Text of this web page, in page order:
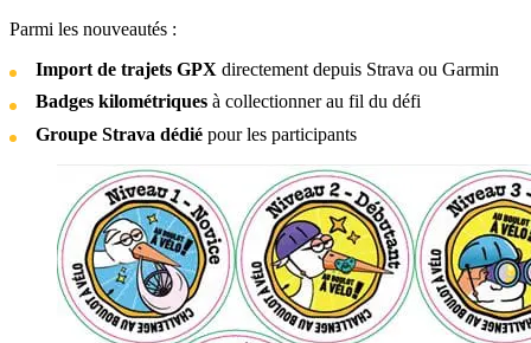
Parmi les nouveautés :
Import de trajets GPX directement depuis Strava ou Garmin
Badges kilométriques à collectionner au fil du défi
Groupe Strava dédié pour les participants